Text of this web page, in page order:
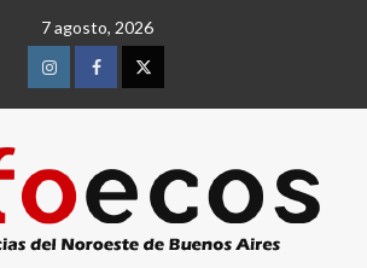
7 agosto, 2026
InstagramFacebookTwitter